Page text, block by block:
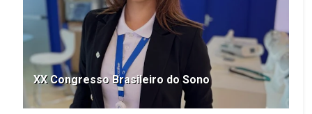
XX Congresso Brasileiro do Sono